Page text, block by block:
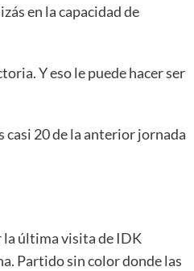
en la capacidad de
Y eso le puede hacer ser
casi 20 de la anterior jornada
la última visita de IDK
Partido sin color donde las